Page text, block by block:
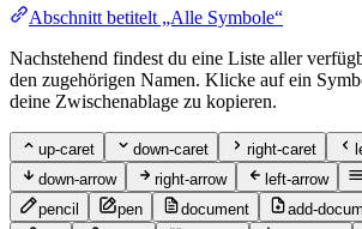
Abschnitt betitelt „Alle Symbole“
Nachstehend findest du eine Liste aller
den zugehörigen Namen. Klicke auf ein
deine Zwischenablage zu kopieren.
up-caret down-caret right-caret
down-arrow
right-arrow left-arrow
pencil
pen document add-